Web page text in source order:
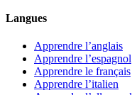
Langues
Apprendre l’anglais
Apprendre l’espagnol
Apprendre le français
Apprendre l’italien